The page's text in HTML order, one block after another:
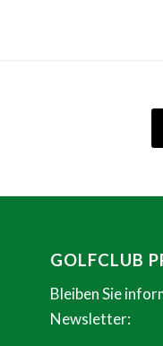
GOLFCLUB
Bleiben Sie
Newsletter: